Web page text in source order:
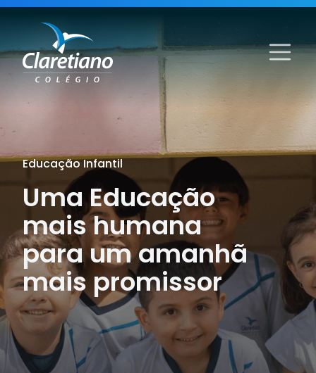
Educação Infantil
Uma Educação
mais humana
para um amanhã
mais promissor